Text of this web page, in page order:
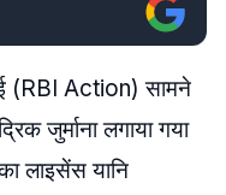
(RBI Action) सामने
जुर्माना लगाया गया
लाइसेंस यानि